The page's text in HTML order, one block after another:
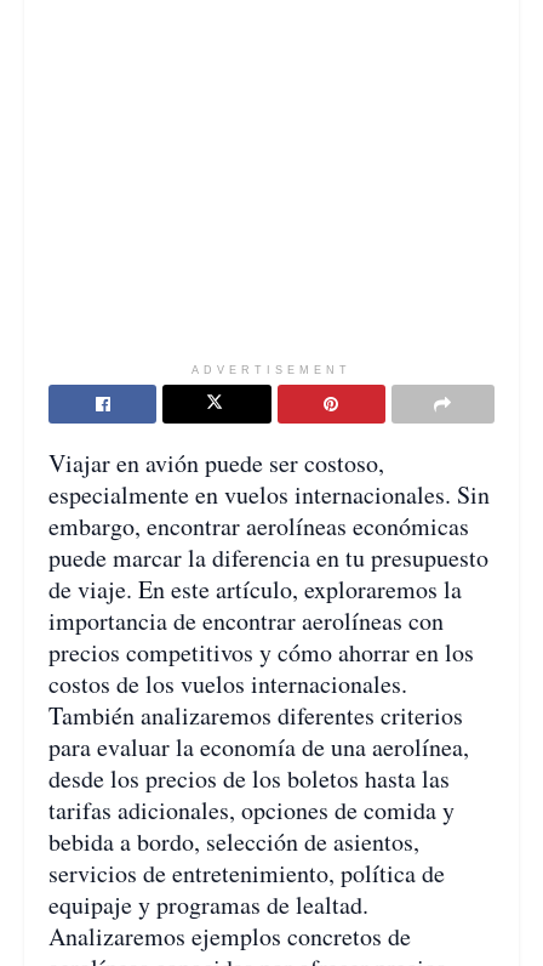
ADVERTISEMENT
Viajar en avión puede ser costoso,
especialmente en vuelos internacionales. Sin
embargo, encontrar aerolíneas económicas
puede marcar la diferencia en tu presupuesto
de viaje. En este artículo, exploraremos la
importancia de encontrar aerolíneas con
precios competitivos y cómo ahorrar en los
costos de los vuelos internacionales.
También analizaremos diferentes criterios
para evaluar la economía de una aerolínea,
desde los precios de los boletos hasta las
tarifas adicionales, opciones de comida y
bebida a bordo, selección de asientos,
servicios de entretenimiento, política de
equipaje y programas de lealtad.
Analizaremos ejemplos concretos de